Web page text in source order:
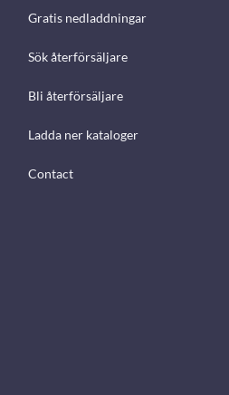
Gratis nedladdningar
Sök återförsäljare
Bli återförsäljare
Ladda ner kataloger
Contact